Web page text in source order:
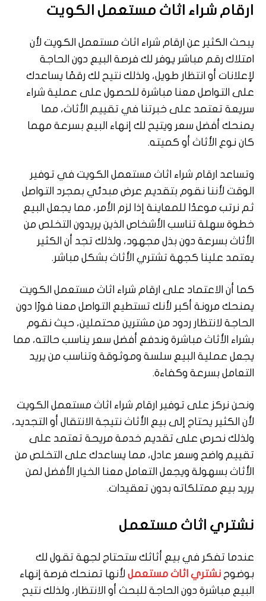
ارقام شراء اثاث مستعمل الكويت
يبحث الكثير عن ارقام شراء اثاث مستعمل الكويت لأن
امتلاك رقم مباشر يوفر لك فرصة البيع دون الحاجة
لإعلانات أو انتظار طويل، ولذلك نتيح لك رقمًا يساعدك
على التواصل معنا مباشرة للحصول على عملية شراء
سريعة تعتمد على خبرتنا في تقييم الأثاث، مما
يمنحك أفضل سعر ويتيح لك إنهاء البيع بسرعة مهما
كان نوع الأثاث أو كميته.
وتساعد ارقام شراء اثاث مستعمل الكويت في توفير
الوقت لأننا نقوم بتقديم عرض مبدئي بمجرد التواصل
ثم نرتب موعدًا للمعاينة إذا لزم الأمر، مما يجعل البيع
خطوة سهلة تناسب الأشخاص الذين يريدون التخلص من
الأثاث بسرعة دون بذل مجهود، ولذلك تجد أن الكثير
يعتمد علينا كجهة تشتري الأثاث بشكل مباشر.
كما أن الاعتماد على ارقام شراء اثاث مستعمل الكويت
يمنحك مرونة أكبر لأنك تستطيع التواصل معنا فورًا دون
الحاجة لانتظار ردود من مشترين محتملين، حيث نقوم
بشراء الأثاث مباشرة وندفع أفضل سعر يناسب حالته، مما
يجعل عملية البيع سلسة وموثوقة وتناسب من يريد
التعامل بسرعة وكفاءة.
ونحن نركز على توفير ارقام شراء اثاث مستعمل الكويت
لأن الكثير يحتاج إلى بيع الأثاث نتيجة الانتقال أو التجديد،
ولذلك نحرص على تقديم خدمة مريحة تعتمد على
تقييم واضح وسعر عادل، مما يساعدك على التخلص من
الأثاث بسهولة ويجعل التعامل معنا الخيار الأفضل لمن
يريد بيع ممتلكاته بدون تعقيدات.
نشتري اثاث مستعمل
عندما تفكر في بيع أثاثك ستحتاج لجهة تقول لك
بوضوح نشتري اثاث مستعمل لأنها تمنحك فرصة إنهاء
البيع مباشرة دون الحاجة للبحث أو الانتظار، ولذلك نتيح